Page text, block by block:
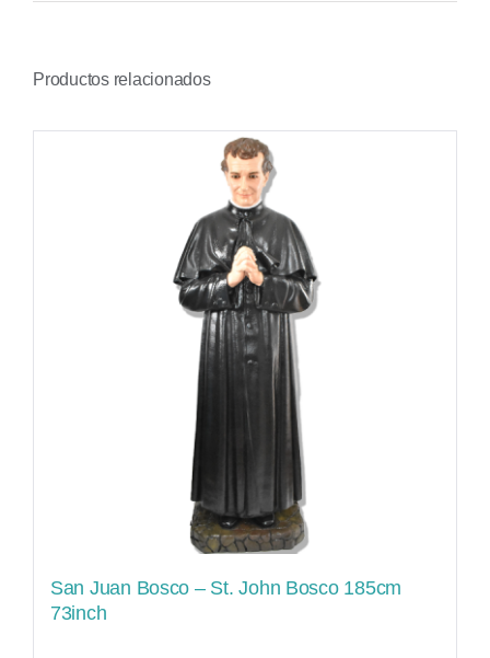
Productos relacionados
San Juan Bosco – St. John Bosco 185cm
73inch